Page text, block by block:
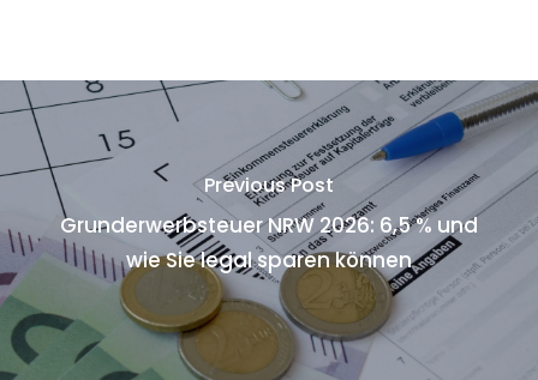
Previous Post
Grunderwerbsteuer NRW 2026: 6,5 % und
wie Sie legal sparen können